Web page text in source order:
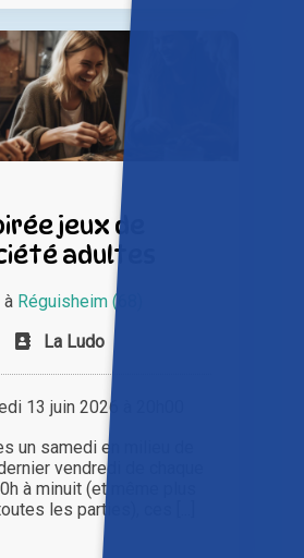
jeux de
adultes
Réguisheim (68)
La Ludo
13 juin 2026 à 20h00
un samedi en milieu de
vendredi de chaque
à minuit (et même plus
les parties), ces [...]